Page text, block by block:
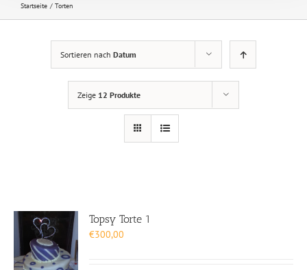
Startseite Torten
Sortieren nach Datum
Zeige 12 Produkte
Topsy Torte 1
€300,00